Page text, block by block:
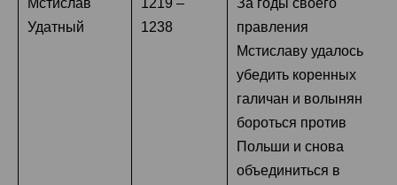
Мстислав
Удатный
1219 –
1238
За годы своего
правления
Мстиславу удалось
убедить коренных
галичан и волынян
бороться против
Польши и снова
объединиться в